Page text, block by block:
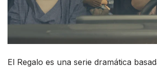
El Regalo es una serie dramática